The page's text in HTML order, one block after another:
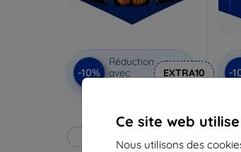
Ce site web
Nous utilisons des
-10%
Réduction
avec
EXTRA10
protection
-